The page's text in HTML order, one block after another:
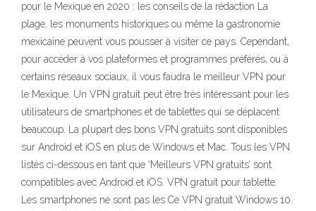
pour le Mexique en 2020 : les conseils de la rédaction La
plage, les monuments historiques ou même la gastronomie
mexicaine peuvent vous pousser à visiter ce pays. Cependant,
pour accéder à vos plateformes et programmes préférés, ou à
certains réseaux sociaux, il vous faudra le meilleur VPN pour
le Mexique. Un VPN gratuit peut être très intéressant pour les
utilisateurs de smartphones et de tablettes qui se déplacent
beaucoup. La plupart des bons VPN gratuits sont disponibles
sur Android et iOS en plus de Windows et Mac. Tous les VPN
listés ci-dessous en tant que ‘Meilleurs VPN gratuits’ sont
compatibles avec Android et iOS. VPN gratuit pour tablette.
Les smartphones ne sont pas les Ce VPN gratuit Windows 10